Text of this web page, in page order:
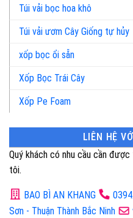
Túi vải bọc hoa khô
Túi vải ươm Cây Giống tự hủy
xốp bọc ổi sẵn
Xốp Bọc Trái Cây
Xốp Pe Foam
LIÊN HỆ
Quý khách có nhu cầu cần
tôi.
BAO BÌ AN KHANG
Sơn - Thuận Thành Bắc Ninh